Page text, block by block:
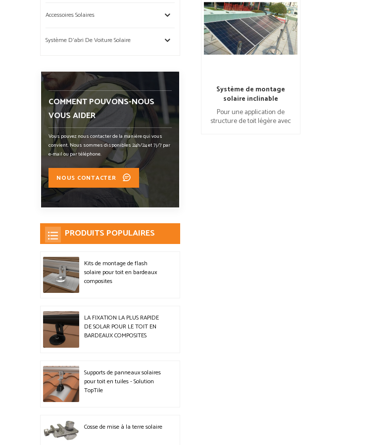
Système de montage
solaire inclinable
Pour une application de
structure de toit légère avec
Accessoires Solaires
Système D'abri De Voiture Solaire
COMMENT POUVONS-NOUS
VOUS AIDER
Vous pouvez nous contacter de la manière qui vous
convient. Nous sommes disponibles 24h/24 et 7j/7 par
e-mail ou par téléphone.
NOUS CONTACTER
PRODUITS POPULAIRES
Kits de montage de flash
solaire pour toit en bardeaux
composites
LA FIXATION LA PLUS RAPIDE
DE SOLAR POUR LE TOIT EN
BARDEAUX COMPOSITES
Supports de panneaux solaires
pour toit en tuiles - Solution
TopTile
Cosse de mise à la terre solaire